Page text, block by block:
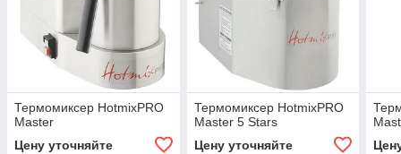
Термомиксер HotmixPRO
Master
Цену уточняйте
Термомиксер HotmixPRO
Master 5 Stars
Цену уточняйте